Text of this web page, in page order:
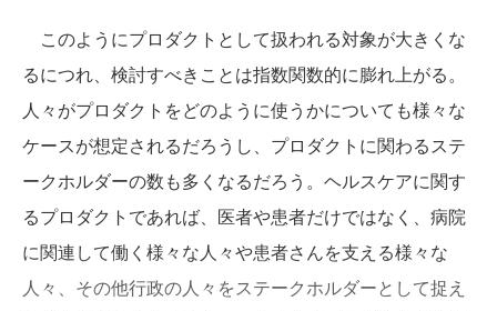
このようにプロダクトとして扱われる対象が大きくな
るにつれ、検討すべきことは指数関数的に膨れ上がる。
人々がプロダクトをどのように使うかについても様々な
ケースが想定されるだろうし、プロダクトに関わるステ
ークホルダーの数も多くなるだろう。ヘルスケアに関す
るプロダクトであれば、医者や患者だけではなく、病院
に関連して働く様々な人々や患者さんを支える様々な
人々、その他行政の人々をステークホルダーとして捉え